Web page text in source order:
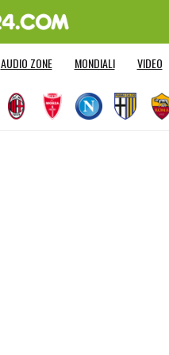
AUDIO ZONE MONDIALI VIDEO